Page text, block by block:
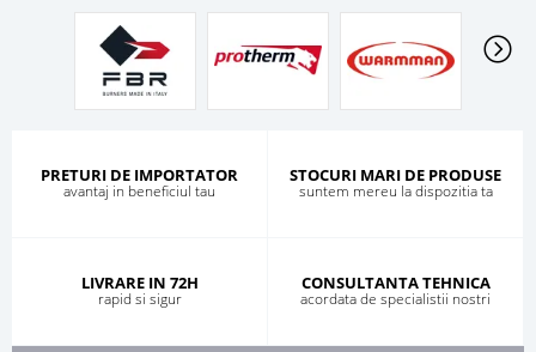
PRETURI DE IMPORTATOR
avantaj in beneficiul tau
STOCURI MARI DE PRODUSE
suntem mereu la dispozitia ta
LIVRARE IN 72H
rapid si sigur
CONSULTANTA TEHNICA
acordata de specialistii nostri